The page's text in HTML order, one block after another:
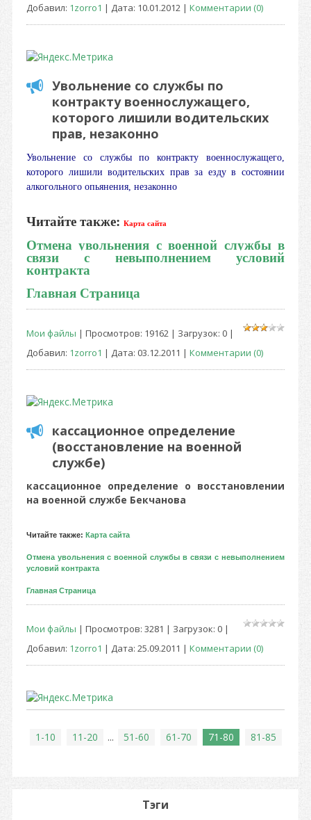
Добавил: 1zorro1 | Дата: 10.01.2012 | Комментарии (0)
Увольнение со службы по
контракту военнослужащего,
которого лишили водительских
прав, незаконно
Увольнение со службы по контракту военнослужащего,
которого лишили водительских прав за езду в состоянии
алкогольного опьянения, незаконно
Читайте также: Карта сайта
Отмена увольнения с военной службы в
связи с невыполнением условий
контракта
Главная Страница
Мои файлы | Просмотров: 19162 | Загрузок: 0 |
Добавил: 1zorro1 | Дата: 03.12.2011 | Комментарии (0)
кассационное определение
(восстановление на военной
службе)
кассационное определение о восстановлении
на военной службе Бекчанова
Читайте также: Карта сайта
Отмена увольнения с военной службы в связи с невыполнением
условий контракта
Главная Страница
Мои файлы | Просмотров: 3281 | Загрузок: 0 |
Добавил: 1zorro1 | Дата: 25.09.2011 | Комментарии (0)
1-10 11-20 ... 51-60 61-70 71-80 81-85
Тэги